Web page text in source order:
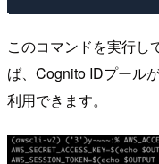
このコマンドを実行し
ば、Cognito IDプール
利用できます。